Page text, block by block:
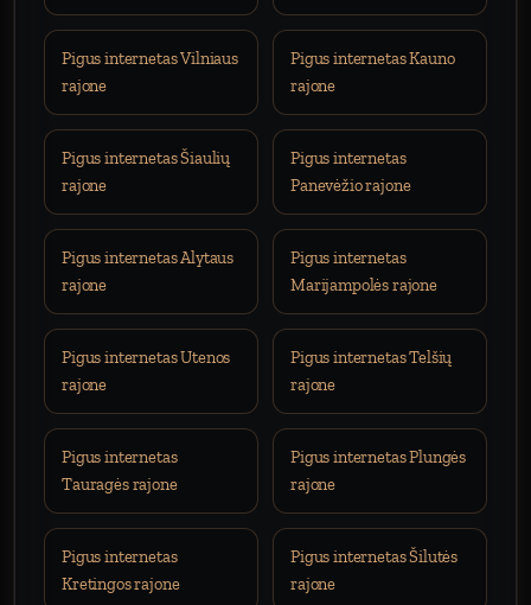
Pigus internetas Vilniaus
rajone
Pigus internetas Kauno
rajone
Pigus internetas Šiaulių
rajone
Pigus internetas
Panevėžio rajone
Pigus internetas Alytaus
rajone
Pigus internetas
Marijampolės rajone
Pigus internetas Utenos
rajone
Pigus internetas Telšių
rajone
Pigus internetas
Tauragės rajone
Pigus internetas Plungės
rajone
Pigus internetas
Kretingos rajone
Pigus internetas Šilutės
rajone